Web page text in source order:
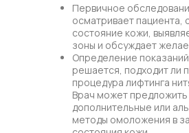
Первичное
осматривает пациента,
состояние кожи,
зоны и обсуждает
Определение
решается, подходит ли
процедура лифтинга
Врач может предложить
дополнительные или
методы омоложения в